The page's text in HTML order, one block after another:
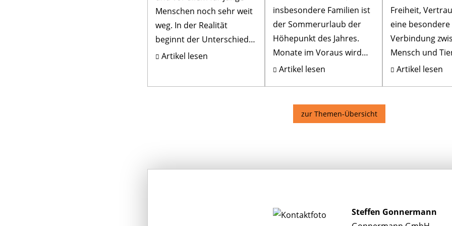
Menschen noch sehr weit
weg. In der Realität
beginnt der Unterschied
jedoch viel früher: nämlich
Artikel lesen
insbesondere Familien ist
der Sommerurlaub der
Höhepunkt des Jahres.
Monate im Voraus wird
geplant, gespart und
Artikel lesen
Freiheit,
eine besondere
Verbindung
Mensch und
Gleichzeitig
Artikel lesen
zur Themen-Übersicht
Steffen Gonnermann